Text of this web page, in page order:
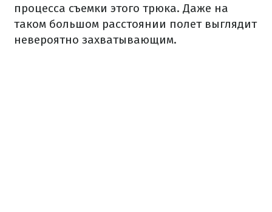
процесса съемки этого трюка. Даже на
таком большом расстоянии полет выглядит
невероятно захватывающим.